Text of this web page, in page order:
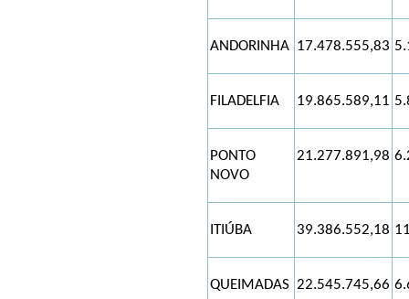
ANDORINHA 17.478.555,83
FILADELFIA 19.865.589,11
PONTO
NOVO
21.277.891,98
ITIÚBA 39.386.552,18
QUEIMADAS 22.545.745,66